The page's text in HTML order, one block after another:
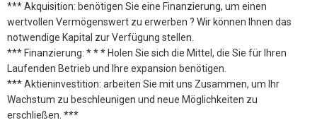
*** Akquisition: benötigen Sie eine Finanzierung, um einen
wertvollen Vermögenswert zu erwerben ? Wir können Ihnen das
notwendige Kapital zur Verfügung stellen.
*** Finanzierung: * * * Holen Sie sich die Mittel, die Sie für Ihren
Laufenden Betrieb und Ihre expansion benötigen.
*** Aktieninvestition: arbeiten Sie mit uns Zusammen, um Ihr
Wachstum zu beschleunigen und neue Möglichkeiten zu
erschließen. ***